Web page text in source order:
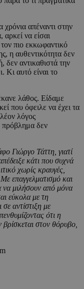
χρόνια απέναντι στην
αρκεί να είσαι
πιο εκκωφαντικό
η αυθεντικότητα δεν
δεν αντικαθιστά την
Κι αυτό είναι το
λάθος. Είδαμε
που όφειλε να έχει τα
λόγος
δεν
Γιώργο Τάττη, γιατί
κάτι που συχνά
χωρίς κραυγές,
επαγγελματισμό και
να μιλήσουν από μόνα
εύκολα με τη
αντίστιξη με
ότι η
στον θόρυβο,